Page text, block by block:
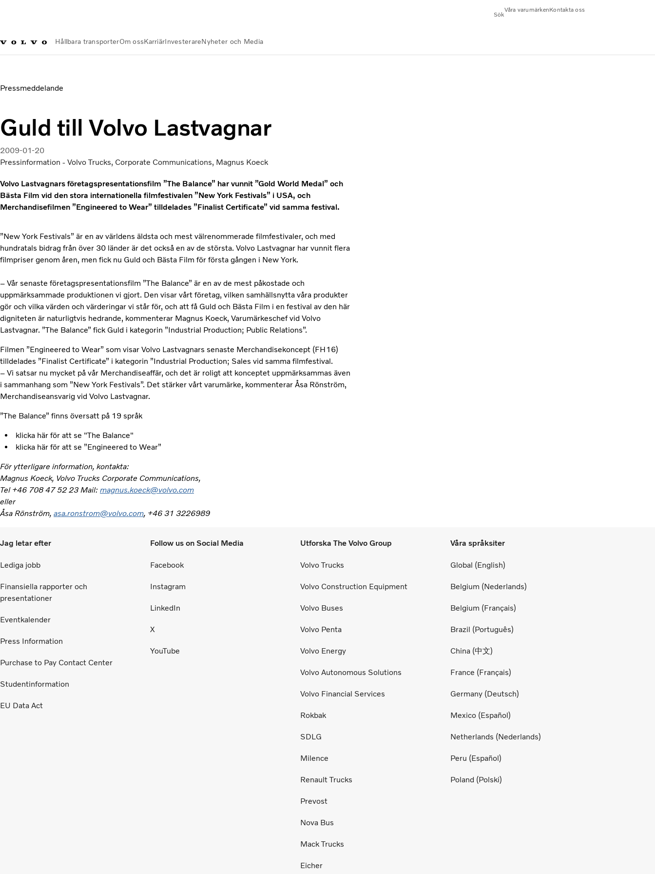
Sök
Våra varumärkenKontakta oss
Hållbara transporterOm ossKarriärInvesterareNyheter och Media
Pressmeddelande
Guld till Volvo Lastvagnar
2009-01-20
Pressinformation - Volvo Trucks, Corporate Communications, Magnus Koeck
Volvo Lastvagnars företagspresentationsfilm ”The Balance” har vunnit ”Gold World Medal” och
Bästa Film vid den stora internationella filmfestivalen ”New York Festivals” i USA, och
Merchandisefilmen ”Engineered to Wear” tilldelades ”Finalist Certificate” vid samma festival.
”New York Festivals” är en av världens äldsta och mest välrenommerade filmfestivaler, och med
hundratals bidrag från över 30 länder är det också en av de största. Volvo Lastvagnar har vunnit flera
filmpriser genom åren, men fick nu Guld och Bästa Film för första gången i New York.
– Vår senaste företagspresentationsfilm ”The Balance” är en av de mest påkostade och
uppmärksammade produktionen vi gjort. Den visar vårt företag, vilken samhällsnytta våra produkter
gör och vilka värden och värderingar vi står för, och att få Guld och Bästa Film i en festival av den här
digniteten är naturligtvis hedrande, kommenterar Magnus Koeck, Varumärkeschef vid Volvo
Lastvagnar. ”The Balance” fick Guld i kategorin ”Industrial Production; Public Relations”.
Filmen ”Engineered to Wear” som visar Volvo Lastvagnars senaste Merchandisekoncept (FH16)
tilldelades ”Finalist Certificate” i kategorin ”Industrial Production; Sales vid samma filmfestival.
– Vi satsar nu mycket på vår Merchandiseaffär, och det är roligt att konceptet uppmärksammas även
i sammanhang som ”New York Festivals”. Det stärker vårt varumärke, kommenterar Åsa Rönström,
Merchandiseansvarig vid Volvo Lastvagnar.
”The Balance” finns översatt på 19 språk
klicka här för att se "The Balance"
klicka här för att se ”Engineered to Wear”
För ytterligare information, kontakta:
Magnus Koeck, Volvo Trucks Corporate Communications,
Tel +46 708 47 52 23 Mail: magnus.koeck@volvo.com
eller
Åsa Rönström, asa.ronstrom@volvo.com, +46 31 3226989
Jag letar efter
Lediga jobb
Finansiella rapporter och
presentationer
Eventkalender
Press Information
Purchase to Pay Contact Center
Studentinformation
EU Data Act
Follow us on Social Media
Facebook
Instagram
LinkedIn
X
YouTube
Utforska The Volvo Group
Volvo Trucks
Volvo Construction Equipment
Volvo Buses
Volvo Penta
Volvo Energy
Volvo Autonomous Solutions
Volvo Financial Services
Rokbak
SDLG
Milence
Renault Trucks
Prevost
Nova Bus
Mack Trucks
Eicher
Våra språksiter
Global (English)
Belgium (Nederlands)
Belgium (Français)
Brazil (Português)
China (中文)
France (Français)
Germany (Deutsch)
Mexico (Español)
Netherlands (Nederlands)
Peru (Español)
Poland (Polski)